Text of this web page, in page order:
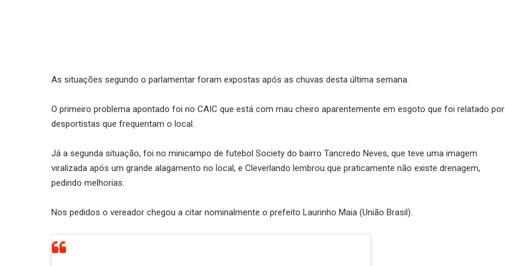
As situações segundo o parlamentar foram expostas após as chuvas desta última semana.
O primeiro problema apontado foi no CAIC que está com mau cheiro aparentemente em esgoto que foi relatado por
desportistas que frequentam o local.
Já a segunda situação, foi no minicampo de futebol Society do bairro Tancredo Neves, que teve uma imagem
viralizada após um grande alagamento no local, e Cleverlando lembrou que praticamente não existe drenagem,
pedindo melhorias.
Nos pedidos o vereador chegou a citar nominalmente o prefeito Laurinho Maia (União Brasil).